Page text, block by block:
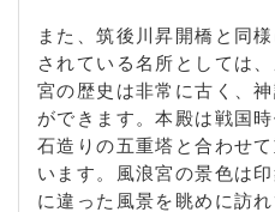
また、筑後川昇開橋と同
されている名所としては
宮の歴史は非常に古く、
ができます。本殿は戦国
石造りの五重塔と合わせ
います。風浪宮の景色は
に違った風景を眺めに訪